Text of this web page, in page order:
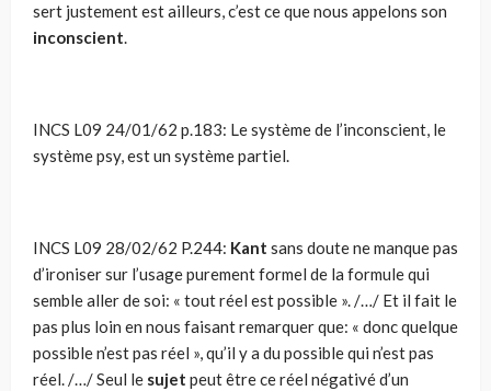
sert justement est ailleurs, c’est ce que nous appelons son
inconscient.
INCS L09 24/01/62 p.183: Le système de l’inconscient, le
système psy, est un système partiel.
INCS L09 28/02/62 P.244: Kant sans doute ne manque pas
d’ironiser sur l’usage purement formel de la formule qui
semble aller de soi: « tout réel est possible ». /…/ Et il fait le
pas plus loin en nous faisant remarquer que: « donc quelque
possible n’est pas réel », qu’il y a du possible qui n’est pas
réel. /…/ Seul le sujet peut être ce réel négativé d’un